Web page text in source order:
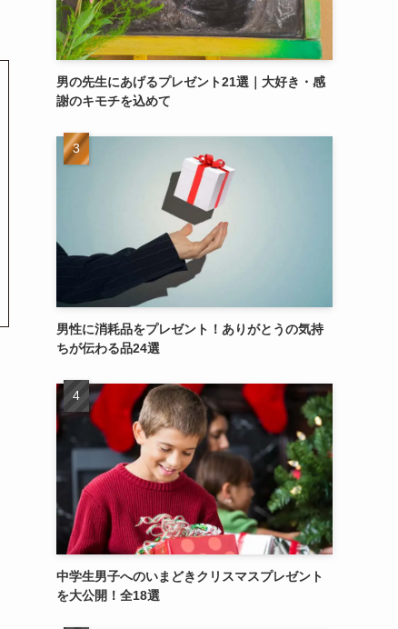
男の先生にあげるプレゼント21選｜大好き・感
謝のキモチを込めて
男性に消耗品をプレゼント！ありがとうの気持
ちが伝わる品24選
中学生男子へのいまどきクリスマスプレゼント
を大公開！全18選